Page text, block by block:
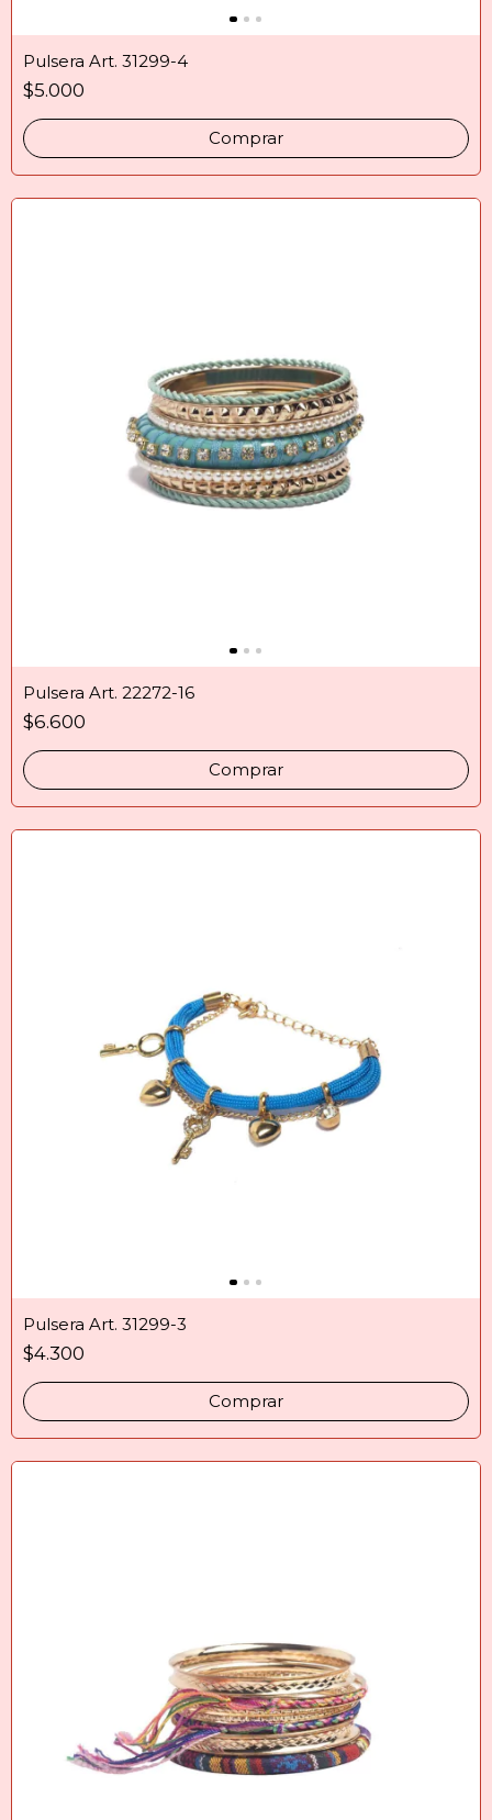
Pulsera Art. 31299-4
$5.000
Comprar
Pulsera Art. 22272-16
$6.600
Pulsera Art. 31299-3
$4.300
Comprar